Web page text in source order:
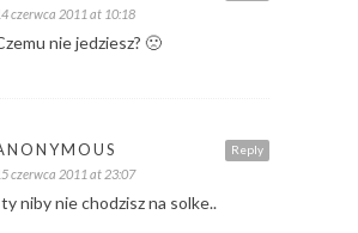
czerwca 2011 at 10:18
nie jedziesz? 🙁
Reply
czerwca 2011 at 23:07
niby nie chodzisz na solke..